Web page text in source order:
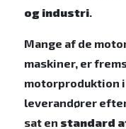
og industri.
Mange af de
maskiner, er
motorproduktion
leverandører
sat en standard